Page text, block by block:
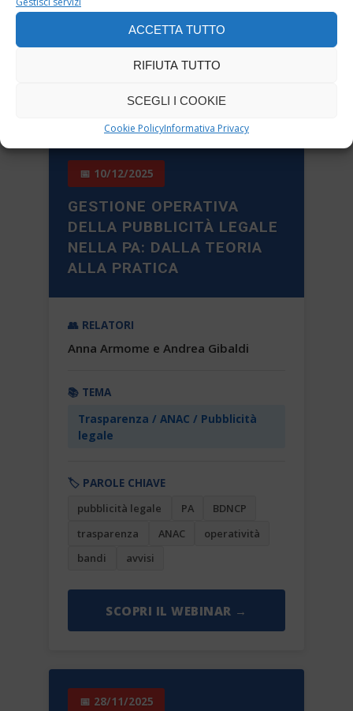
ACCETTA TUTTO
RIFIUTA TUTTO
SCEGLI I COOKIE
Cookie PolicyInformativa Privacy
questionario
transizione digitale
📅 10/12/2025
GESTIONE OPERATIVA
DELLA PUBBLICITÀ LEGALE
NELLA PA: DALLA TEORIA
ALLA PRATICA
👥 RELATORI
Anna Armome e Andrea Gibaldi
📚 TEMA
Trasparenza / ANAC / Pubblicità
legale
🏷️ PAROLE CHIAVE
pubblicità legale PA
BDNCP
trasparenza
ANAC
operatività
bandi
avvisi
SCOPRI IL WEBINAR →
📅 28/11/2025